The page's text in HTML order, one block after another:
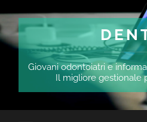
Giovani odontoiatri e
Il migliore gestionale